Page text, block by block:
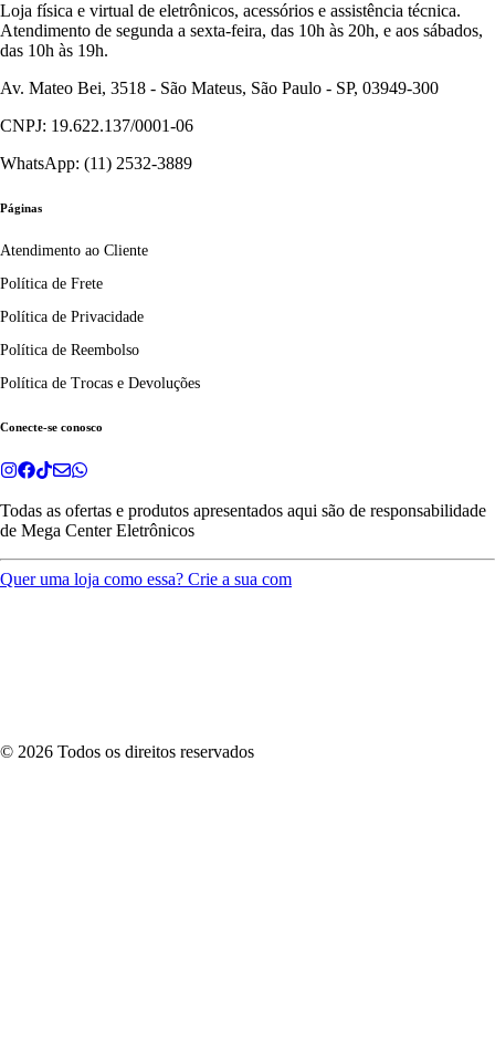
Loja física e virtual de eletrônicos, acessórios e assistência técnica.
Atendimento de segunda a sexta-feira, das 10h às 20h, e aos sábados,
das 10h às 19h.
Av. Mateo Bei, 3518 - São Mateus, São Paulo - SP, 03949-300
CNPJ: 19.622.137/0001-06
WhatsApp: (11) 2532-3889
Páginas
Atendimento ao Cliente
Política de Frete
Política de Privacidade
Política de Reembolso
Política de Trocas e Devoluções
Conecte-se conosco
Todas as ofertas e produtos apresentados aqui são de responsabilidade
de Mega Center Eletrônicos
Quer uma loja como essa? Crie a sua com
© 2026 Todos os direitos reservados